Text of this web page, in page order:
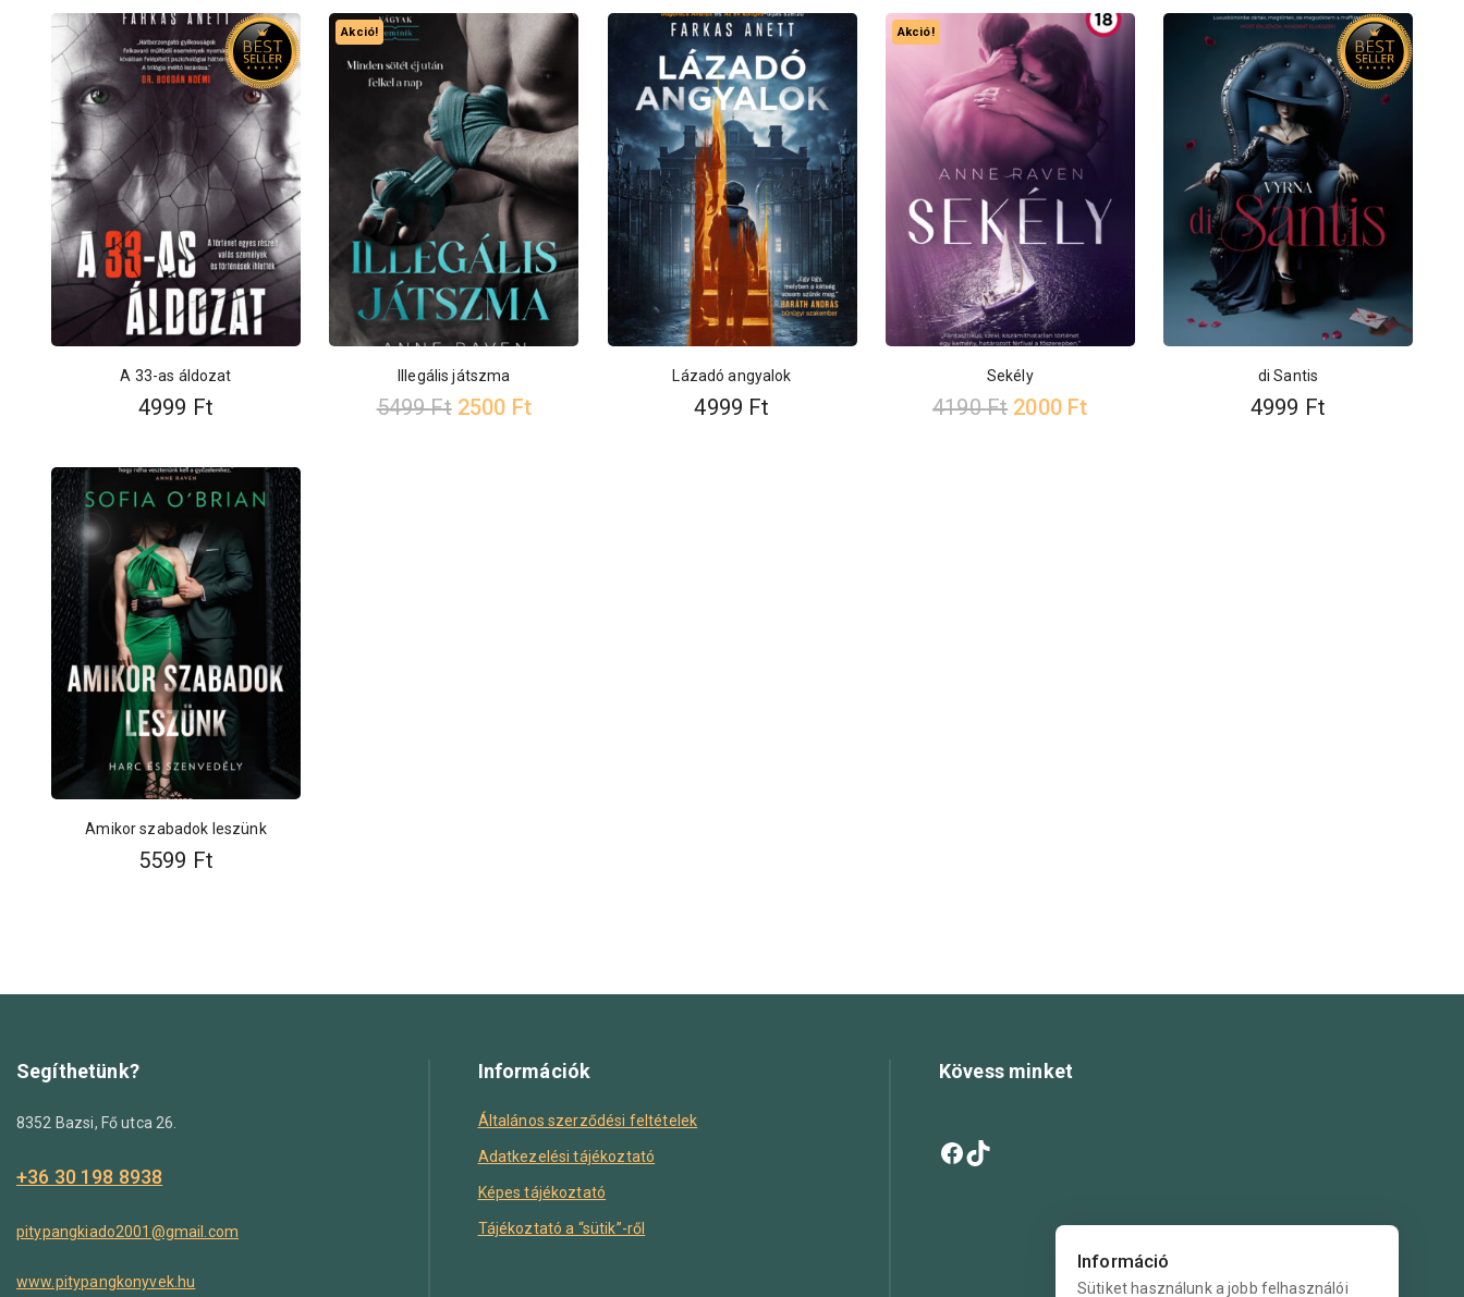
A 33-as áldozat
4999 Ft
Akció!
Illegális játszma
5499Ft 2500 Ft
Lázadó angyalok
4999 Ft
Akció!
Sekély
4190Ft 2000 Ft
di Santis
4999 Ft
Amikor szabadok leszünk
5599 Ft
Segíthetünk?
8352 Bazsi, Fő utca 26.
+36 30 198 8938
pitypangkiado2001@gmail.com
www.pitypangkonyvek.hu
Információk
Általános szerződési feltételek
Adatkezelési tájékoztató
Képes tájékoztató
Tájékoztató a “sütik”-ről
Kövess minket
Információ
Sütiket használunk a jobb felhasználói